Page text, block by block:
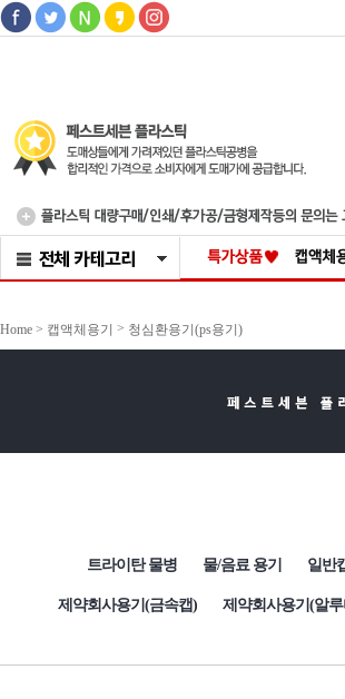
Home > 캡액체용기 > 청심환용기(ps용기)
트라이탄 물병 물/음료 용기 일반
제약회사용기(금속캡) 제약회사용기(알